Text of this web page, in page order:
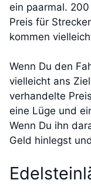
ein paarmal.
Preis für
kommen
Wenn Du den
vielleicht ans
verhandelte
eine Lüge und
Wenn Du ihn
Geld hinlegst